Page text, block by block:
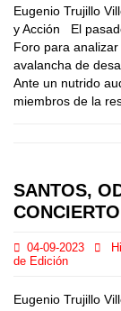
Eugenio Trujillo
y Acción El
Foro para
avalancha de
Ante un nutrido
miembros de la
SANTOS,
04-09-2023
de Edición
Eugenio Trujillo